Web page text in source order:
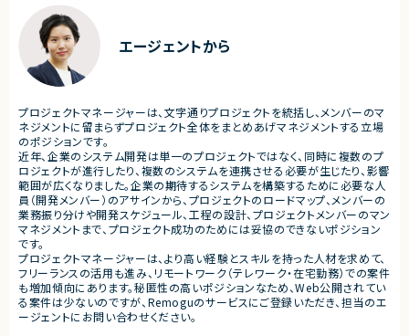
・音楽、SNS、イベントなどのコンテンツ展開
と連携しながら成長していくエンターテイン
メントサービス
・ユーザーがキャラクターを応援し、愛着を
深めながら長期的に楽しめる体験設計を重
・育成、収集、イベント、コミュニティ形成、課
金設計などを含む次世代型エンターテイン
メントサービス
■業務内容
・新規アプリ―ケーションの企画、要件定義、
仕様設計
・生成AIツールを活用したフル開発及び開発
効率化
・育成、収集、イベント、コミュニケーション体
験の設計
・KPI設計およびデータ分析をもとにした改
善施策の立案
・課金モデルやマネタイズ戦略の企画・設計
・リリース後も修正等をしやすい開発
・リリース後の運営改善およびLiveOps推進
エージェントから
プロジェクトマネージャーは、文字通りプロジェクトを統括し、メンバーのマ
ネジメントに留まらずプロジェクト全体をまとめあげマネジメントする立場
のポジションです。
近年、企業のシステム開発は単一のプロジェクトではなく、同時に複数のプ
ロジェクトが進行したり、複数のシステムを連携させる必要が生じたり、影響
範囲が広くなりました。企業の期待するシステムを構築するために必要な人
員（開発メンバー）のアサインから、プロジェクトのロードマップ、メンバーの
業務振り分けや開発スケジュール、工程の設計、プロジェクトメンバーのマン
マネジメントまで、プロジェクト成功のためには妥協のできないポジション
です。
プロジェクトマネージャーは、より高い経験とスキルを持った人材を求めて、
フリーランスの活用も進み、リモートワーク（テレワーク・在宅勤務）での案件
も増加傾向にあります。秘匿性の高いポジションなため、Web公開されてい
る案件は少ないのですが、Remoguのサービスにご登録いただき、担当のエ
ージェントにお問い合わせください。